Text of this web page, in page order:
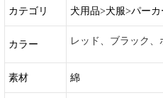
カテゴリ 犬用品>犬服>パーカ
カラー レッド、ブラック、
素材 綿